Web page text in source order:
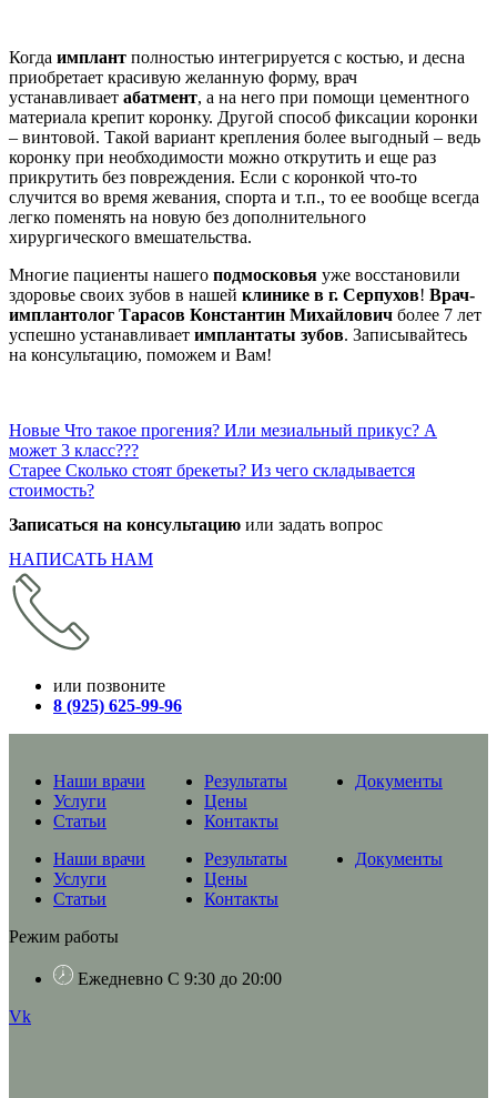
Когда имплант полностью интегрируется с костью, и десна
приобретает красивую желанную форму, врач
устанавливает абатмент, а на него при помощи цементного
материала крепит коронку. Другой способ фиксации коронки
– винтовой. Такой вариант крепления более выгодный – ведь
коронку при необходимости можно открутить и еще раз
прикрутить без повреждения. Если с коронкой что-то
случится во время жевания, спорта и т.п., то ее вообще всегда
легко поменять на новую без дополнительного
хирургического вмешательства.
Многие пациенты нашего подмосковья уже восстановили
здоровье своих зубов в нашей клинике в г. Серпухов! Врач-
имплантолог Тарасов Константин Михайлович более 7 лет
успешно устанавливает имплантаты зубов. Записывайтесь
на консультацию, поможем и Вам!
Новые Что такое прогения? Или мезиальный прикус? А
может 3 класс???
Старее Сколько стоят брекеты? Из чего складывается
стоимость?
Записаться на консультацию или задать вопрос
НАПИСАТЬ НАМ
или позвоните
8 (925) 625-99-96
Наши врачи
Услуги
Статьи
Результаты
Цены
Контакты
Документы
Наши врачи
Услуги
Статьи
Результаты
Цены
Контакты
Документы
Режим работы
Ежедневно С 9:30 до 20:00
Vk